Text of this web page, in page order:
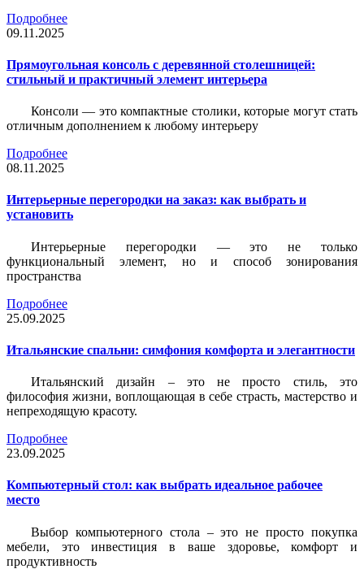
Подробнее
09.11.2025
Прямоугольная консоль с деревянной столешницей:
стильный и практичный элемент интерьера
Консоли — это компактные столики, которые могут стать
отличным дополнением к любому интерьеру
Подробнее
08.11.2025
Интерьерные перегородки на заказ: как выбрать и
установить
Интерьерные перегородки — это не только
функциональный элемент, но и способ зонирования
пространства
Подробнее
25.09.2025
Итальянские спальни: симфония комфорта и элегантности
Итальянский дизайн – это не просто стиль, это
философия жизни, воплощающая в себе страсть, мастерство и
непреходящую красоту.
Подробнее
23.09.2025
Компьютерный стол: как выбрать идеальное рабочее
место
Выбор компьютерного стола – это не просто покупка
мебели, это инвестиция в ваше здоровье, комфорт и
продуктивность